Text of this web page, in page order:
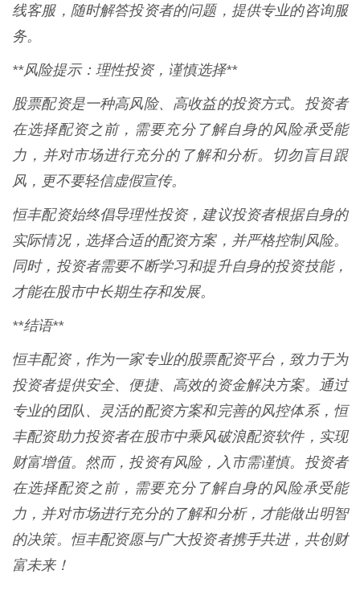
线客服，随时解答投资者的问题，提供专业的咨询服
务。
**风险提示：理性投资，谨慎选择**
股票配资是一种高风险、高收益的投资方式。投资者
在选择配资之前，需要充分了解自身的风险承受能
力，并对市场进行充分的了解和分析。切勿盲目跟
风，更不要轻信虚假宣传。
恒丰配资始终倡导理性投资，建议投资者根据自身的
实际情况，选择合适的配资方案，并严格控制风险。
同时，投资者需要不断学习和提升自身的投资技能，
才能在股市中长期生存和发展。
**结语**
恒丰配资，作为一家专业的股票配资平台，致力于为
投资者提供安全、便捷、高效的资金解决方案。通过
专业的团队、灵活的配资方案和完善的风控体系，恒
丰配资助力投资者在股市中乘风破浪配资软件，实现
财富增值。然而，投资有风险，入市需谨慎。投资者
在选择配资之前，需要充分了解自身的风险承受能
力，并对市场进行充分的了解和分析，才能做出明智
的决策。恒丰配资愿与广大投资者携手共进，共创财
富未来！